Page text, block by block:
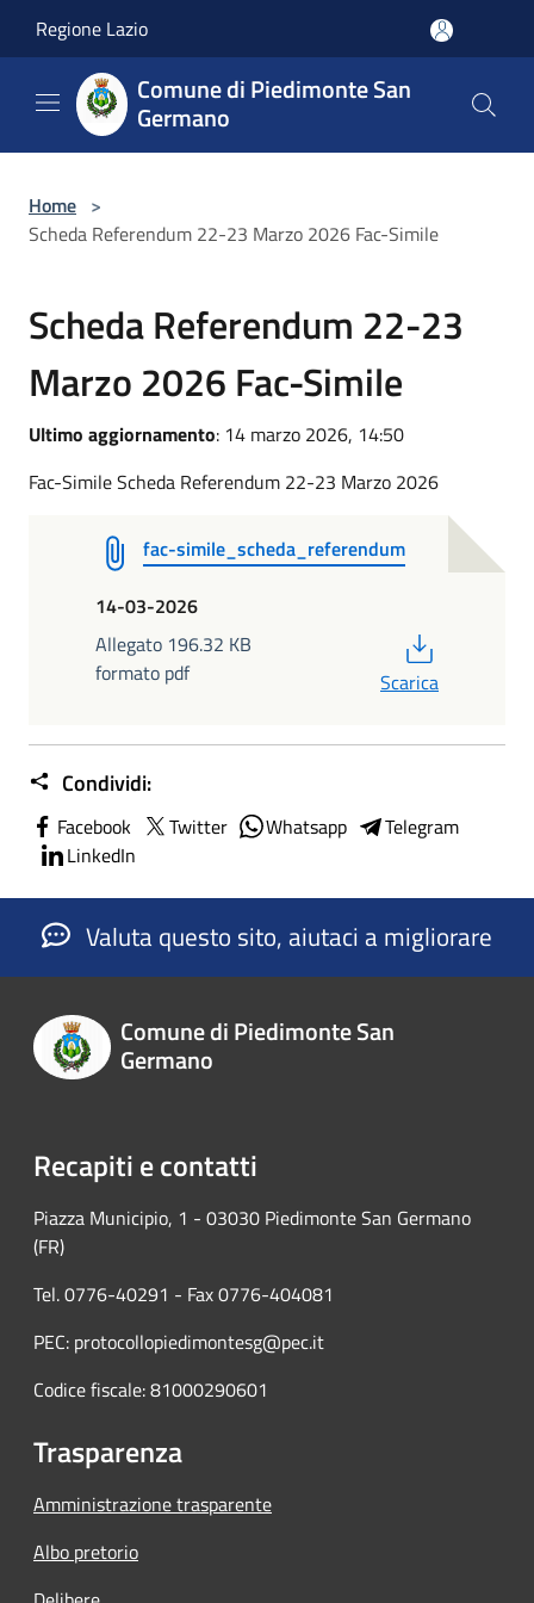
Regione Lazio
Comune di Piedimonte San
Germano
Home >
Scheda Referendum 22-23 Marzo 2026 Fac-Simile
Scheda Referendum 22-23
Marzo 2026 Fac-Simile
Ultimo aggiornamento: 14 marzo 2026, 14:50
Fac-Simile Scheda Referendum 22-23 Marzo 2026
fac-simile_scheda_referendum
14-03-2026
Allegato 196.32 KB
formato pdf
Scarica
Condividi:
Facebook Twitter Whatsapp
Telegram
LinkedIn
Valuta questo sito, aiutaci a migliorare
Comune di Piedimonte San
Germano
Recapiti e contatti
Piazza Municipio, 1 - 03030 Piedimonte San Germano
(FR)
Tel. 0776-40291 - Fax 0776-404081
PEC: protocollopiedimontesg@pec.it
Codice fiscale: 81000290601
Trasparenza
Amministrazione trasparente
Albo pretorio